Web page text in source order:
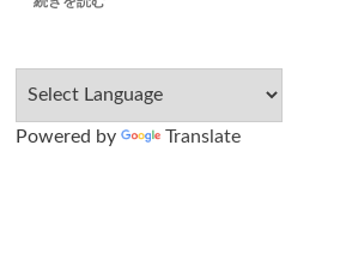
Powered by Translate